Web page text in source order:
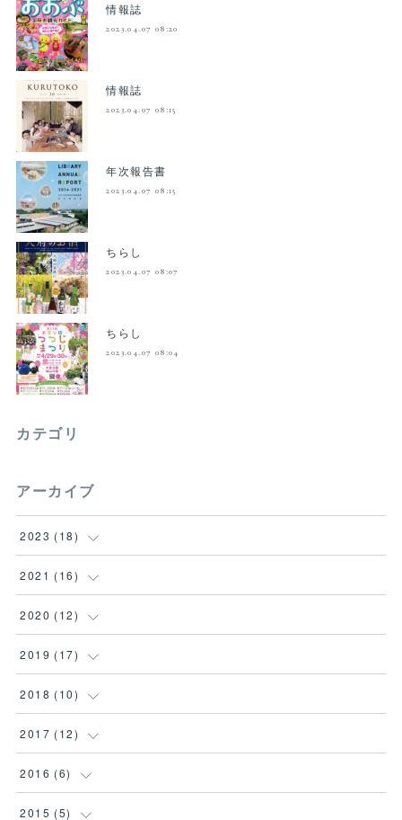
情報誌
2023.04.07 08:20
情報誌
2023.04.07 08:15
年次報告書
2023.04.07 08:15
ちらし
2023.04.07 08:07
ちらし
2023.04.07 08:04
カテゴリ
アーカイブ
2023 (18)
(18
2021 (16)
(1)
(2)
(1)
( 4)
2020 (12)
(1)
(3)
(1)
(2
2019 (17)
(4)
(3)
(3
(1
2018 (10)
(1)
(1
(1
2017 (12)
(1
(2
2016 (6)
(2
2015 (5)